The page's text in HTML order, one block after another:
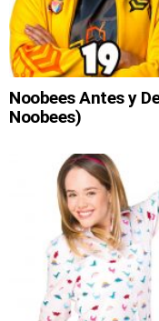
Noobees Antes y
Noobees)